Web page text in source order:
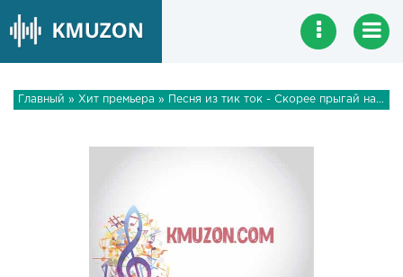
Главный » Хит премьера » Песня из тик ток - Скорее прыгай на мой байк